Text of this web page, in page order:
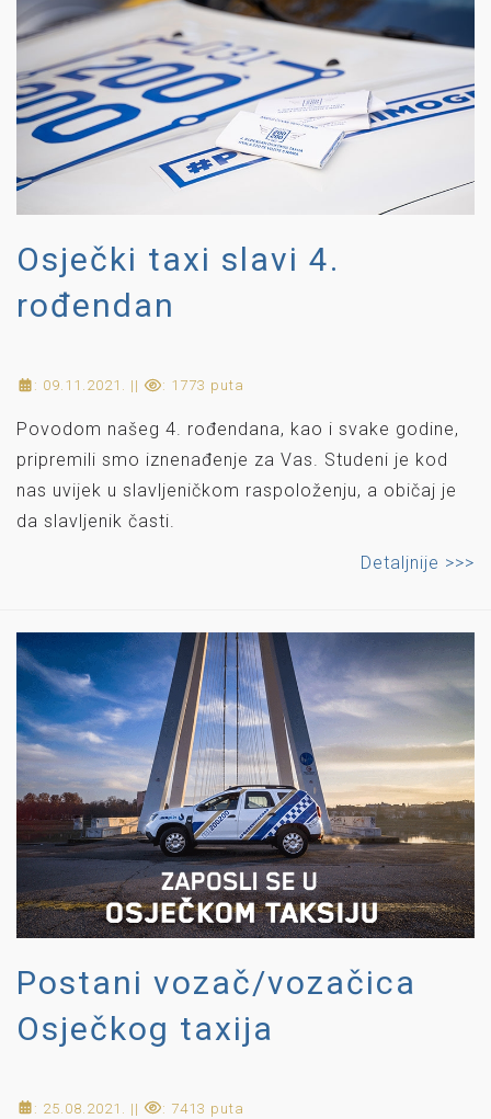
Osječki taxi slavi 4.
rođendan
: 09.11.2021. || : 1773 puta
Povodom našeg 4. rođendana, kao i svake godine,
pripremili smo iznenađenje za Vas. Studeni je kod
nas uvijek u slavljeničkom raspoloženju, a običaj je
da slavljenik časti.
Detaljnije >>>
Postani vozač/vozačica
Osječkog taxija
: 25.08.2021. || : 7413 puta